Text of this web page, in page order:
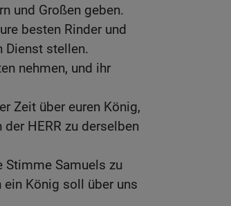
und Großen geben.
besten Rinder und
Dienst stellen.
nehmen, und ihr
Zeit über euren König,
HERR zu derselben
Stimme Samuels zu
ein König soll über uns